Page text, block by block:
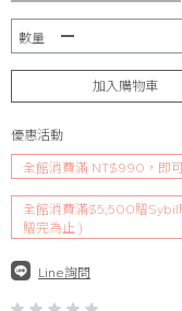
數量
加入購物車
優惠活動
全館消費滿 NT$990，即
全館消費滿$5,500贈Sybil
贈完為止 )
Line詢問